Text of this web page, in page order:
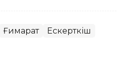
Ғимарат Ескерткіш